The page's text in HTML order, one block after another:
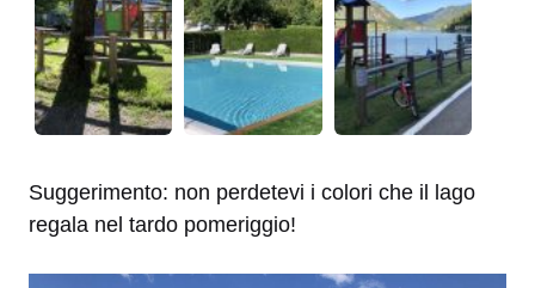
Suggerimento: non perdetevi i colori che il lago
regala nel tardo pomeriggio!